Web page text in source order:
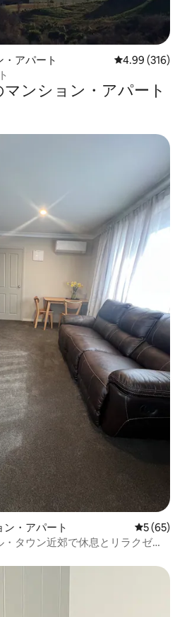
アパート レビュー316
4.99 (316)
ンション・アパート
す。
・アパート レビュー
5 (65)
タウン近郊で休息とリラクゼー
す。